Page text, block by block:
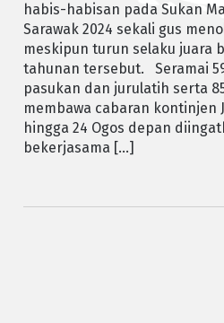
habis-habisan pada Sukan
Sarawak 2024 sekali gus
meskipun turun selaku juara
tahunan tersebut. Seramai
pasukan dan jurulatih serta
membawa cabaran kontinjen
hingga 24 Ogos depan
bekerjasama […]